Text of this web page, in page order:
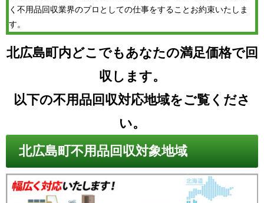
く不用品回収業界のプロとしての仕事をすることお約束いたしま
す。
北広島町内どこでもあなたの満足価格で回
収します。
以下の不用品回収対応地域をご覧くださ
い。
北広島町不用品回収対象地域